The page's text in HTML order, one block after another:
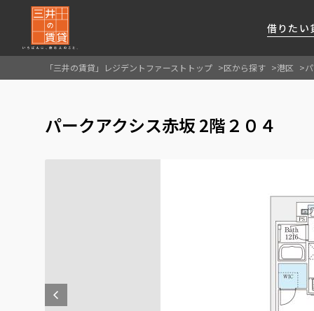
借りたい
私たちレジデントファーストの思いや
厳選した都心の上質な賃貸マンションを数多
賃貸運営をお考えのオーナー様に
分譲マンションのご購入、売却の
FIRST CHANNEL
レジデントファーストが提供する
「三井の賃貸」レジデントファーストトップ 区から探す 港区
パークアクシス赤坂 2階２０４